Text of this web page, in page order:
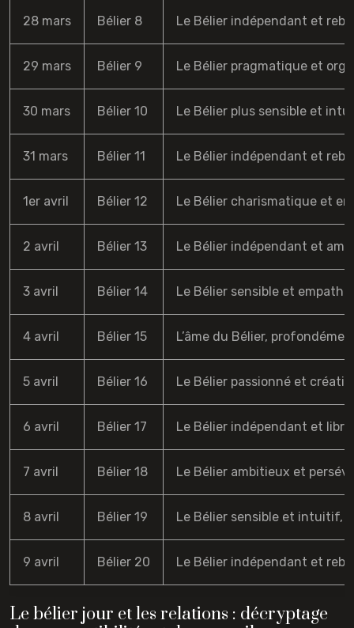
28 mars Bélier 8 Le Bélier indépendant et
29 mars Bélier 9 Le Bélier pragmatique et
30 mars Bélier 10 Le Bélier plus sensible et
31 mars Bélier 11 Le Bélier indépendant et
1er avril Bélier 12 Le Bélier charismatique et
2 avril Bélier 13 Le Bélier indépendant et
3 avril Bélier 14 Le Bélier sensible et
4 avril Bélier 15 L’âme du Bélier,
5 avril Bélier 16 Le Bélier passionné et
6 avril Bélier 17 Le Bélier indépendant et
7 avril Bélier 18 Le Bélier ambitieux et
8 avril Bélier 19 Le Bélier sensible et intuitif,
9 avril Bélier 20 Le Bélier indépendant et
Le bélier jour et les relations : décryptage